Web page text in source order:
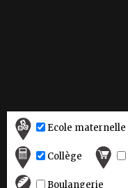
Ecole maternelle
Collège
Boulangerie